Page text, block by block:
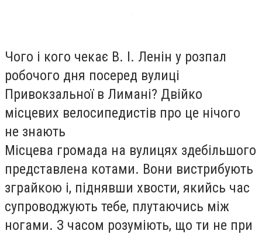
Чого і кого чекає В. І. Ленін у розпал
робочого дня посеред вулиці
Привокзальної в Лимані? Двійко
місцевих велосипедистів про це нічого
не знають
Місцева громада на вулицях здебільшого
представлена котами. Вони вистрибують
зграйкою і, піднявши хвости, якийсь час
супроводжують тебе, плутаючись між
ногами. З часом розуміють, що ти не при